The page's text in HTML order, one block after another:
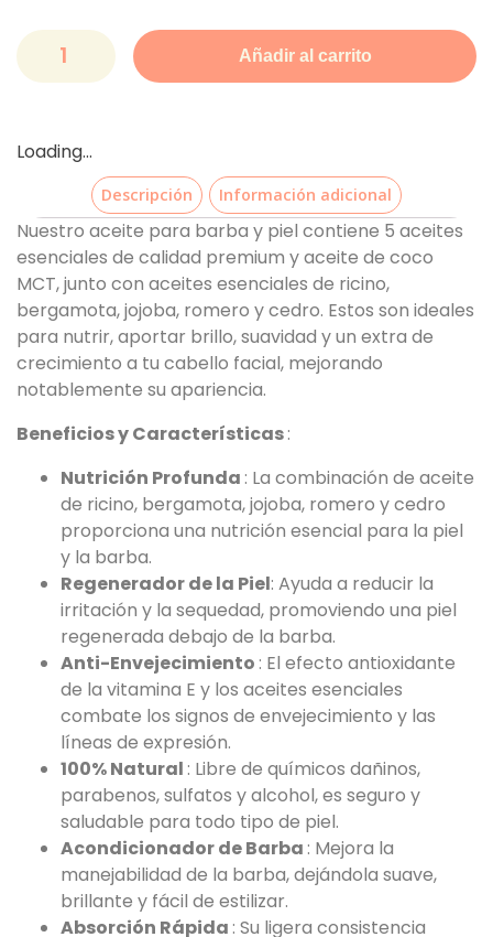
Añadir al carrito
Loading...
Descripción Información adicional
Nuestro aceite para barba y piel contiene 5 aceites
esenciales de calidad premium y aceite de coco
MCT, junto con aceites esenciales de ricino,
bergamota, jojoba, romero y cedro. Estos son ideales
para nutrir, aportar brillo, suavidad y un extra de
crecimiento a tu cabello facial, mejorando
notablemente su apariencia.
Beneficios y Características:
Nutrición Profunda : La combinación de aceite
de ricino, bergamota, jojoba, romero y cedro
proporciona una nutrición esencial para la piel
y la barba.
Regenerador de la Piel: Ayuda a reducir la
irritación y la sequedad, promoviendo una piel
regenerada debajo de la barba.
Anti-Envejecimiento : El efecto antioxidante
de la vitamina E y los aceites esenciales
combate los signos de envejecimiento y las
líneas de expresión.
100% Natural : Libre de químicos dañinos,
parabenos, sulfatos y alcohol, es seguro y
saludable para todo tipo de piel.
Acondicionador de Barba : Mejora la
manejabilidad de la barba, dejándola suave,
brillante y fácil de estilizar.
Absorción Rápida : Su ligera consistencia